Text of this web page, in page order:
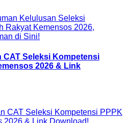
CAT Seleksi Kompetensi
2026 & Link